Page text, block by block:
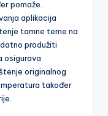
pomaže.
aplikacija
tamne teme na
produžiti
osigurava
originalnog
također